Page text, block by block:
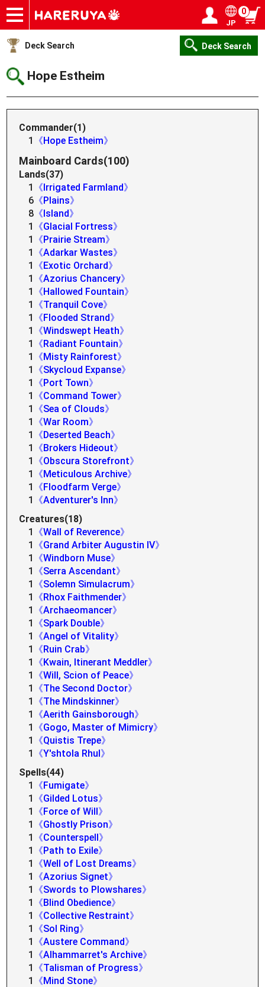
Onlineshop
Articles
Deck Search
Sponsored Players
Shop Info
Event Schedule
Help
Contact
JP
0
Deck Search Deck Search
Hope Estheim
Commander(1)
1
《Hope Estheim》
Mainboard Cards(100)
Lands(37)
1
《Irrigated Farmland》
6 《Plains》
8 《Island》
1
《Glacial Fortress》
1
《Prairie Stream》
1
《Adarkar Wastes》
1
《Exotic Orchard》
1
《Azorius Chancery》
1
《Hallowed Fountain》
1
《Tranquil Cove》
1
《Flooded Strand》
1
《Windswept Heath》
1
《Radiant Fountain》
1
《Misty Rainforest》
1
《Skycloud Expanse》
1
《Port Town》
1
《Command Tower》
1
《Sea of Clouds》
1
《War Room》
1
《Deserted Beach》
1
《Brokers Hideout》
1
《Obscura Storefront》
1
《Meticulous Archive》
1
《Floodfarm Verge》
1
《Adventurer's Inn》
Creatures(18)
1
《Wall of Reverence》
1
《Grand Arbiter Augustin IV》
1
《Windborn Muse》
1
《Serra Ascendant》
1
《Solemn Simulacrum》
1
《Rhox Faithmender》
1
《Archaeomancer》
1
《Spark Double》
1
《Angel of Vitality》
1
《Ruin Crab》
1
《Kwain, Itinerant Meddler》
1
《Will, Scion of Peace》
1
《The Second Doctor》
1
《The Mindskinner》
1
《Aerith Gainsborough》
1
《Gogo, Master of Mimicry》
1
《Quistis Trepe》
1
《Y'shtola Rhul》
Spells(44)
1
《Fumigate》
1
《Gilded Lotus》
1
《Force of Will》
1
《Ghostly Prison》
1
《Counterspell》
1
《Path to Exile》
1
《Well of Lost Dreams》
1
《Azorius Signet》
1
《Swords to Plowshares》
1
《Blind Obedience》
1
《Collective Restraint》
1
《Sol Ring》
1
《Austere Command》
1
《Alhammarret's Archive》
1
《Talisman of Progress》
1
《Mind Stone》